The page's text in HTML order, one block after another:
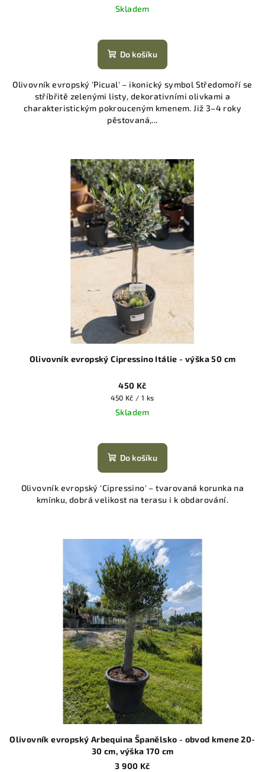
Skladem
Do košíku
Olivovník evropský 'Picual' – ikonický symbol Středomoří se
stříbřitě zelenými listy, dekorativními olivkami a
charakteristickým pokrouceným kmenem. Již 3–4 roky
pěstovaná,...
Olivovník evropský Cipressino Itálie - výška 50 cm
450 Kč
Měrná
cena:
450 Kč / 1 ks
Skladem
Do košíku
Olivovník evropský 'Cipressino' – tvarovaná korunka na
kmínku, dobrá velikost na terasu i k obdarování.
Olivovník evropský Arbequina Španělsko - obvod kmene 20-
30 cm, výška 170 cm
3 900 Kč